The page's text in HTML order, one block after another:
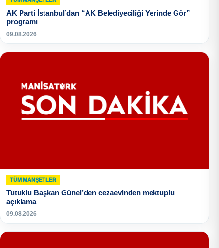
AK Parti İstanbul’dan “AK Belediyeciliği Yerinde Gör”
programı
09.08.2026
TÜM MANŞETLER
Tutuklu Başkan Günel’den cezaevinden mektuplu
açıklama
09.08.2026